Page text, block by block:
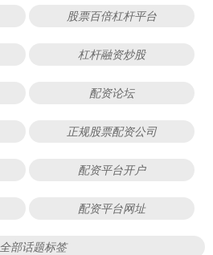
股票百倍杠杆平台
杠杆融资炒股
配资论坛
正规股票配资公司
配资平台开户
配资平台网址
全部话题标签